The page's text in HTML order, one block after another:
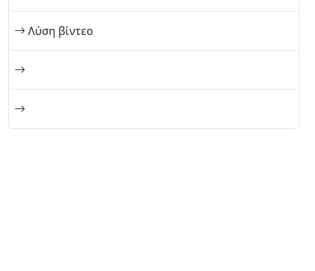
Λύση βίντεο